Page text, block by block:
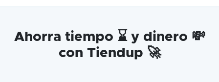
Ahorra tiempo ⌛ y dinero 💸
con Tiendup 🚀